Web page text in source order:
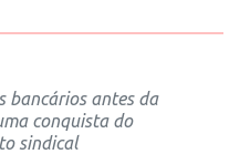
bancários antes da
conquista do
sindical